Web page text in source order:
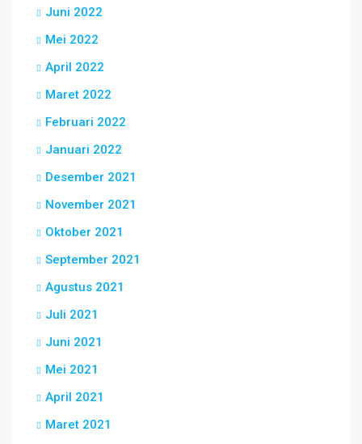
Juni 2022
Mei 2022
April 2022
Maret 2022
Februari 2022
Januari 2022
Desember 2021
November 2021
Oktober 2021
September 2021
Agustus 2021
Juli 2021
Juni 2021
Mei 2021
April 2021
Maret 2021